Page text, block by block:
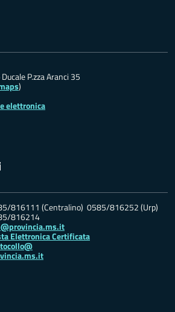
P.zza Aranci 35
)
elettronica
816111 (Centralino) 0585/816252 (Urp)
816214
Elettronica Certificata